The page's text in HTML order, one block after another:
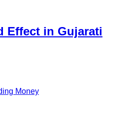
Effect in Gujarati